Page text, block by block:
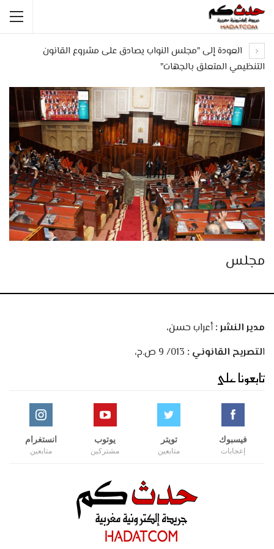
العودة إلى "مجلس النواب يصادق على مشروع القانون
التنظيمي المتعلق بالجهات"
مجلس
مدير النشر :أعراب حسن،
التصريح القانوني :
تابعونا على
فيسبوك
إعجابات
تويتر
متابعين
يوتوب
مشتركين
انستغرام
متابعين